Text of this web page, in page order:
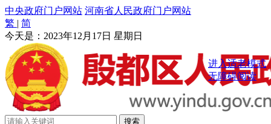
中央政府门户网站 河南省人民政府门户网站
繁 | 简
今天是： 2023年12月17日 星期日
进入适老模式
无障碍阅读